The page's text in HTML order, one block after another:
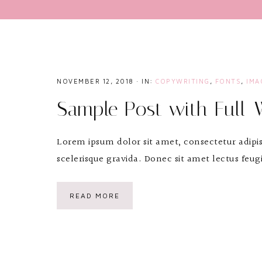
NOVEMBER 12, 2018 · IN: COPYWRITING , FONTS ,
Sample Post with
Lorem ipsum dolor sit amet, consectetur
scelerisque gravida. Donec sit amet lectus
READ MORE